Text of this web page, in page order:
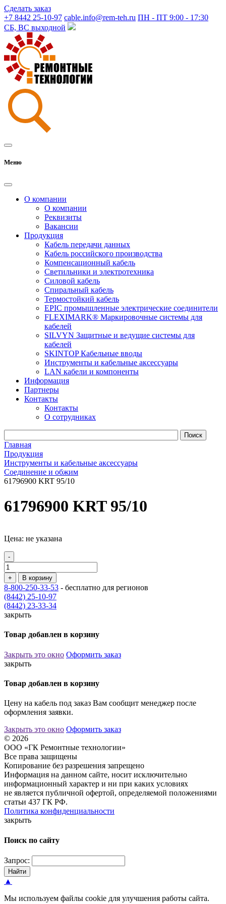
Сделать заказ
+7 8442 25-10-97 cable.info@rem-teh.ru ПН - ПТ 9:00 - 17:30
СБ, ВС выходной
Меню
О компании
О компании
Реквизиты
Вакансии
Продукция
Кабель передачи данных
Кабель российского производства
Компенсационный кабель
Светильники и электротехника
Силовой кабель
Спиральный кабель
Термостойкий кабель
EPIC промышленные электрические соединители
FLEXIMARK® Маркировочные системы для
кабелей
SILVYN Защитные и ведущие системы для
кабелей
SKINTOP Кабельные вводы
Инструменты и кабельные аксессуары
LAN кабели и компоненты
Информация
Партнеры
Контакты
Контакты
О сотрудниках
Главная
Продукция
Инструменты и кабельные аксессуары
Соединение и обжим
61796900 KRT 95/10
61796900 KRT 95/10
Цена: не указана
-
+ В корзину
8-800-250-33-53 - бесплатно для регионов
(8442) 25-10-97
(8442) 23-33-34
закрыть
Товар добавлен в корзину
Закрыть это окно Оформить заказ
закрыть
Товар добавлен в корзину
Цену на кабель под заказ Вам сообщит менеджер после
оформления заявки.
Закрыть это окно Оформить заказ
© 2026
ООО «ГК Ремонтные технологии»
Все права защищены
Копирование без разрешения запрещено
Информация на данном сайте, носит исключительно
информационный характер и ни при каких условиях
не является публичной офертой, определяемой положениями
статьи 437 ГК РФ.
Политика конфиденциальности
закрыть
Поиск по сайту
Запрос:
Найти
▲
Мы используем файлы cookie для улучшения работы сайта.